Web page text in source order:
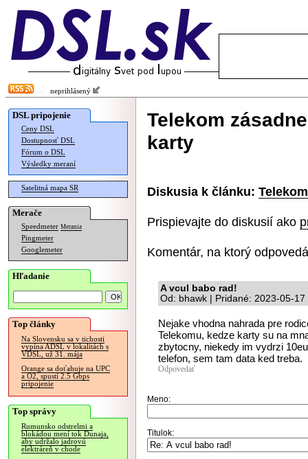
neprihlásený
DSL pripojenie
Ceny DSL
Dostupnosť DSL
Fórum o DSL
Výsledky meraní
Satelitná mapa SR
Merače
Speedmeter Merania
Pingmeter
Googlemeter
Hľadanie
Top články
Na Slovensku sa v tichosti
vypína ADSL v lokalitách s
VDSL, už 31. mája
Orange sa doťahuje na UPC
a O2, spustí 2.5 Gbps
pripojenie
Top správy
Rumunsko odstrelmi a
blokádou mení tok Dunaja,
aby udržalo jadrovú
elektráreň v chode
Telekom
karty
Diskusia k článku:
Prispievajte do diskusií ako
Komentár, na ktorý
A vcul babo rad!
Od: bhawk | Pridané: 2023-05-17
Nejake vhodna nahrada pre
Telekomu, kedze karty su na
zbytocny, niekedy im vydrzi
telefon, sem tam data ked treba.
Odpovedať
Meno:
Titulok: